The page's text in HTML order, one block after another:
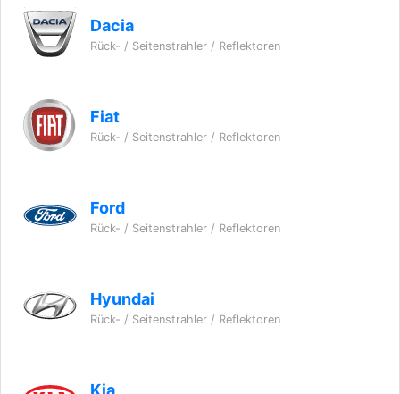
Dacia
Rück- / Seitenstrahler / Reflektoren
Fiat
Rück- / Seitenstrahler / Reflektoren
Ford
Rück- / Seitenstrahler / Reflektoren
Hyundai
Rück- / Seitenstrahler / Reflektoren
Kia